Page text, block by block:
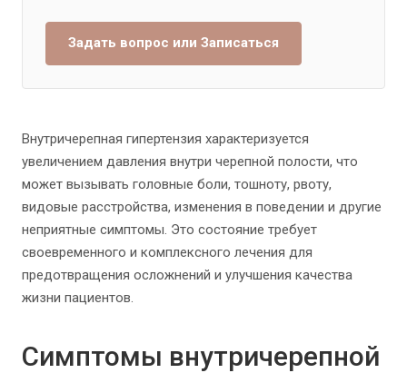
Задать вопрос или Записаться
Внутричерепная гипертензия характеризуется
увеличением давления внутри черепной полости, что
может вызывать головные боли, тошноту, рвоту,
видовые расстройства, изменения в поведении и другие
неприятные симптомы. Это состояние требует
своевременного и комплексного лечения для
предотвращения осложнений и улучшения качества
жизни пациентов.
Симптомы внутричерепной